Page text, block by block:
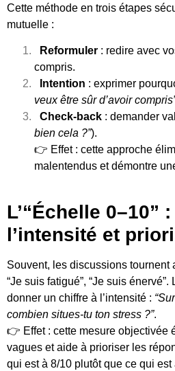
Cette méthode en trois étapes
mutuelle :
Reformuler : redire avec
compris.
Intention : exprimer
veux être sûr d’avoir
Check-back : demander
bien cela ?”).
👉 Effet : cette approche
malentendus et démontre
L’“Échelle 0–10”
l’intensité et
Souvent, les discussions tournent
“Je suis fatigué”, “Je suis énervé”.
donner un chiffre à l’intensité :
combien situes-tu ton stress ?”.
👉 Effet : cette mesure objectivée
vagues et aide à prioriser les
qui est à 8/10 plutôt que ce qui est